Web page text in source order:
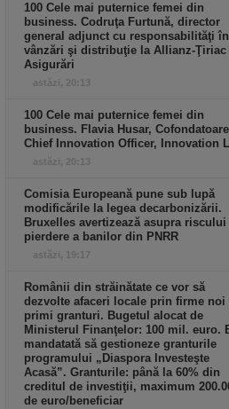
100 Cele mai puternice femei din
business. Codruţa Furtună, director
general adjunct cu responsabilităţi
vânzări şi distribuţie la Allianz-Ţiriac
Asigurări
astăzi, 20:13
100 Cele mai puternice femei din
business. Flavia Husar,
Chief Innovation Officer, Innovation
astăzi, 20:13
Comisia Europeană pune sub lupă
modificările la legea decarbonizării.
Bruxelles avertizează asupra riscului
pierdere a banilor din PNRR
astăzi, 19:17
Românii din străinătate ce vor să
dezvolte afaceri locale prin firme noi
primi granturi. Bugetul alocat de
Ministerul Finanţelor: 100 mil. euro.
mandatată să gestioneze granturile
programului „Diaspora Investeşte
Acasă”. Granturile: până la 60% din
creditul de investiţii, maximum
de euro/beneficiar